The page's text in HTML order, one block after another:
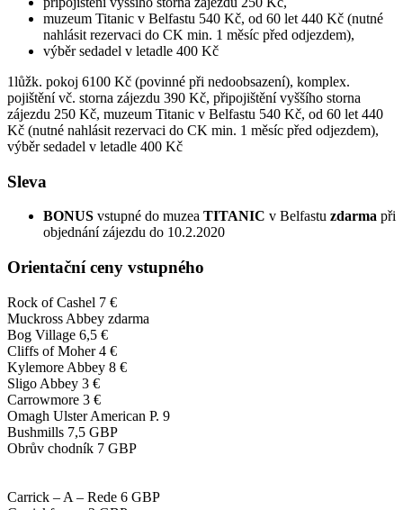
muzeum Titanic v Belfastu 540 Kč, od 60 let 440 Kč (nutné
nahlásit rezervaci do CK min. 1 měsíc před odjezdem),
výběr sedadel v letadle 400 Kč
1lůžk. pokoj 6100 Kč (povinné při nedoobsazení), komplex.
pojištění vč. storna zájezdu 390 Kč, připojištění vyššího storna
zájezdu 250 Kč, muzeum Titanic v Belfastu 540 Kč, od 60 let 440
Kč (nutné nahlásit rezervaci do CK min. 1 měsíc před odjezdem),
výběr sedadel v letadle 400 Kč
Sleva
BONUS vstupné do muzea TITANIC v Belfastu zdarma při
objednání zájezdu do 10.2.2020
Orientační ceny vstupného
Rock of Cashel 7 €
Muckross Abbey zdarma
Bog Village 6,5 €
Cliffs of Moher 4 €
Kylemore Abbey 8 €
Sligo Abbey 3 €
Carrowmore 3 €
Omagh Ulster American P. 9
Bushmills 7,5 GBP
Obrův chodník 7 GBP
Carrick – A – Rede 6 GBP